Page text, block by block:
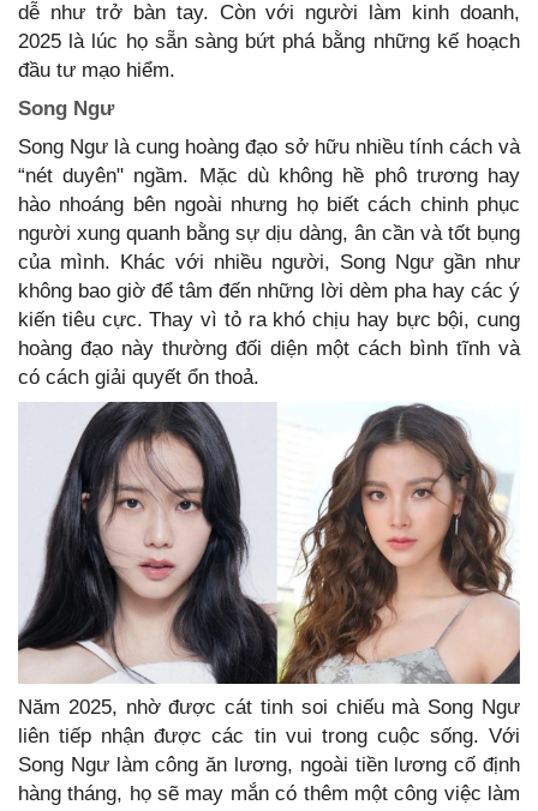
dễ như trở bàn tay. Còn với người làm kinh doanh,
2025 là lúc họ sẵn sàng bứt phá bằng những kế hoạch
đầu tư mạo hiểm.
Song Ngư
Song Ngư là cung hoàng đạo sở hữu nhiều tính cách và
“nét duyên" ngầm. Mặc dù không hề phô trương hay
hào nhoáng bên ngoài nhưng họ biết cách chinh phục
người xung quanh bằng sự dịu dàng, ân cần và tốt bụng
của mình. Khác với nhiều người, Song Ngư gần như
không bao giờ để tâm đến những lời dèm pha hay các ý
kiến tiêu cực. Thay vì tỏ ra khó chịu hay bực bội, cung
hoàng đạo này thường đối diện một cách bình tĩnh và
có cách giải quyết ổn thoả.
Năm 2025, nhờ được cát tinh soi chiếu mà Song Ngư
liên tiếp nhận được các tin vui trong cuộc sống. Với
Song Ngư làm công ăn lương, ngoài tiền lương cố định
hàng tháng, họ sẽ may mắn có thêm một công việc làm